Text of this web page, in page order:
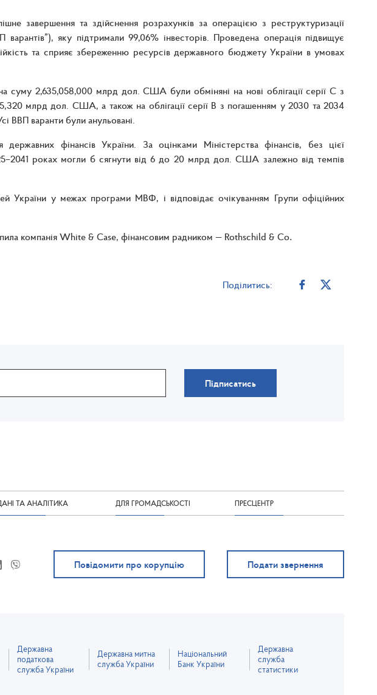
завершення та здійснення розрахунків за операцією з реструктуризації
яку підтримали 99,06% інвесторів. Проведена операція підвищує
та сприяє збереженню ресурсів державного бюджету України в умовах
суму 2,635,058,000 млрд дол. США були обміняні на нові облігації серії C з
млрд дол. США, а також на облігації серії B з погашенням у 2030 та 2034
ВВП варанти були анульовані.
фінансів України. За оцінками Міністерства фінансів, без цієї
роках могли б сягнути від 6 до 20 млрд дол. США залежно від темпів
України у межах програми МВФ, і відповідає очікуванням Групи офіційних
компанія White & Case, фінансовим радником — Rothschild & Co.
Поділитись:
Підписатись
ТА АНАЛІТИКА ДЛЯ ГРОМАДСЬКОСТІ ПРЕСЦЕНТР
Повідомити про корупцію Подати звернення
Державна
податкова
служба України
Державна митна
служба України
Національний
Банк України
Державна
служба
статистики